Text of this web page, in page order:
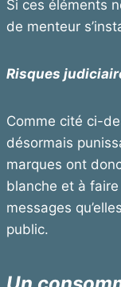
Si ces éléments
de menteur
Risques
Comme cité ci-
désormais
marques ont
blanche et à
messages
public.